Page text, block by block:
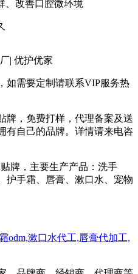
、改善口腔微环境
如需要定制请联系VIP服务热
牌，免费打样，代理备案及送
有自己的品牌。详情请来电咨
牌，主要生产产品：洗手
护手霜、唇膏、漱口水、宠物
odm,漱口水代工,唇膏代加工,